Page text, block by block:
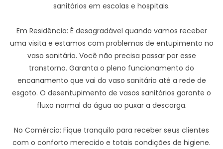
sanitários em escolas e hospitais.
Em Residência: É desagradável quando vamos receber
uma visita e estamos com problemas de entupimento no
vaso sanitário. Você não precisa passar por esse
transtorno. Garanta o pleno funcionamento do
encanamento que vai do vaso sanitário até a rede de
esgoto. O desentupimento de vasos sanitários garante o
fluxo normal da água ao puxar a descarga.
No Comércio: Fique tranquilo para receber seus clientes
com o conforto merecido e totais condições de higiene.